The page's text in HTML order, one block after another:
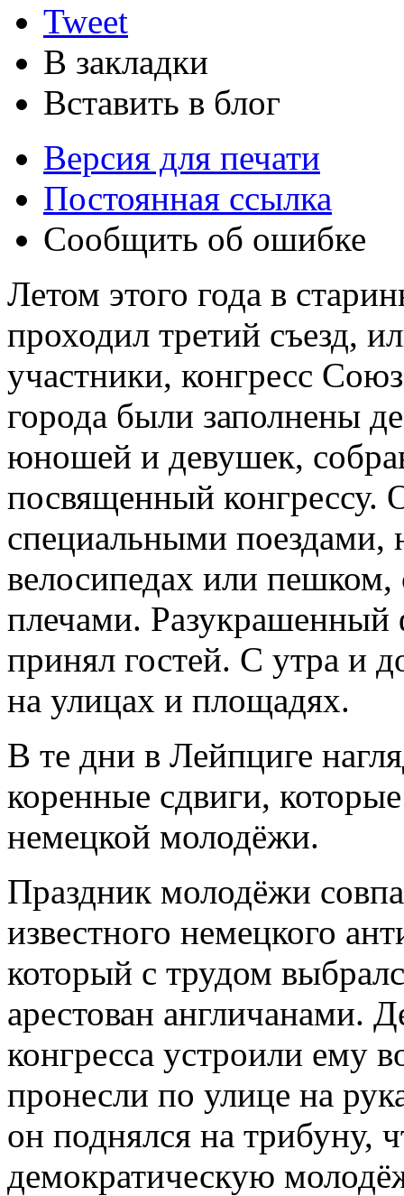
Tweet
В закладки
Вставить в блог
Версия для печати
Постоянная ссылка
Сообщить об ошибке
Летом этого года в
проходил третий съезд,
участники, конгресс
города были заполнены
юношей и девушек,
посвященный конгрессу.
специальными
велосипедах или пешком,
плечами.
принял гостей. С утра и
на улицах и площадях.
В те дни в Лейпциге
коренные сдвиги,
немецкой молодёжи.
Праздник молодёжи
известного немецкого
который с трудом
арестован англичанами.
конгресса устроили ему
пронесли по улице на
он поднялся на трибуну,
демократическую